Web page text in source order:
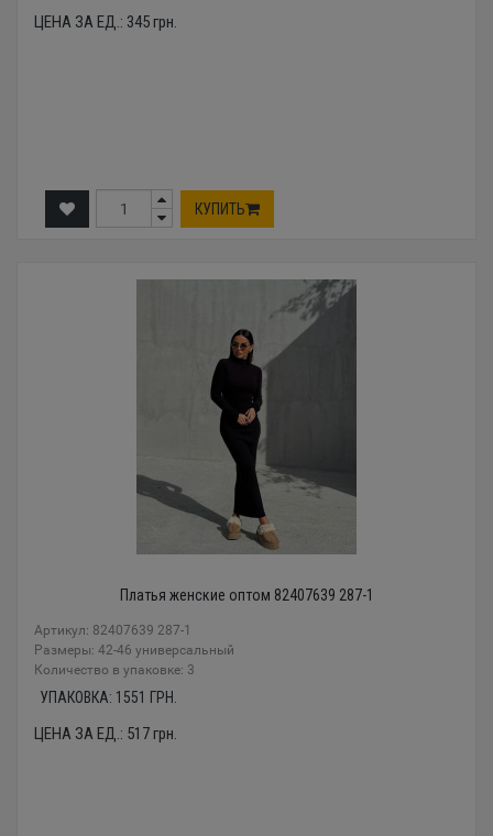
ЦЕНА ЗА ЕД.: 345грн.
КУПИТЬ
Платья женские оптом 82407639 287-1
Артикул: 82407639 287-1
Размеры: 42-46 универсальный
Количество в упаковке: 3
УПАКОВКА: 1551 ГРН.
ЦЕНА ЗА ЕД.: 517грн.